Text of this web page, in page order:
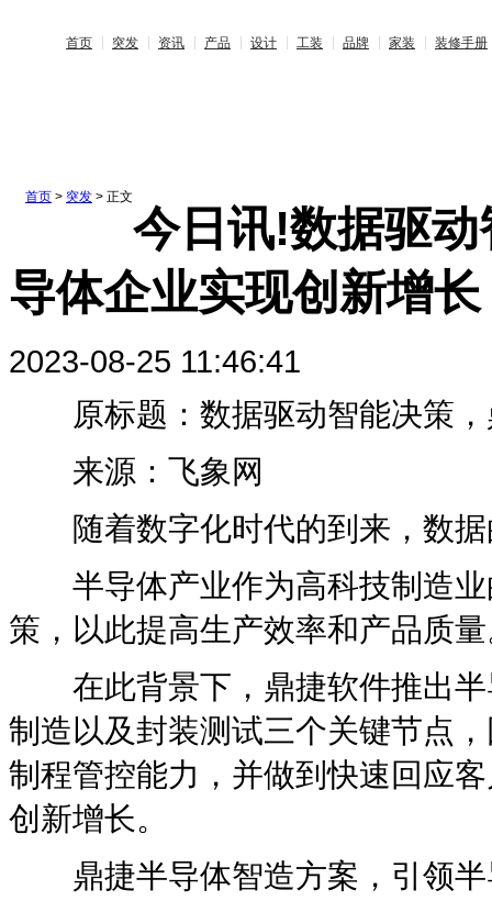
首页 突发 资讯 产品 设计 工装 品牌 家装 装修手册
首页 > 突发 > 正文
今日讯!数据驱
导体企业实现创新增长
2023-08-25 11:46:41
原标题：数据驱动智能决策，
来源：飞象网
随着数字化时代的到来，数据
半导体产业作为高科技制造业
策，以此提高生产效率和产品质
在此背景下，鼎捷软件推出半
制造以及封装测试三个关键节点
制程管控能力，并做到快速回应
创新增长。
鼎捷半导体智造方案，引领半